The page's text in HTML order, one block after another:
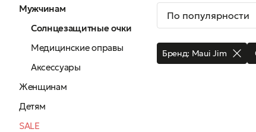
Мужчинам
Солнцезащитные очки
Медицинские оправы
Аксессуары
Женщинам
Детям
SALE
Бренд: Maui Jim